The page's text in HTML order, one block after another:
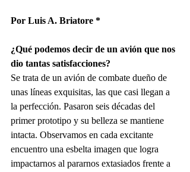
Por Luis A. Briatore *
¿Qué podemos decir de un avión que nos
dio tantas satisfacciones?
Se trata de un avión de combate dueño de
unas líneas exquisitas, las que casi llegan a
la perfección. Pasaron seis décadas del
primer prototipo y su belleza se mantiene
intacta. Observamos en cada excitante
encuentro una esbelta imagen que logra
impactarnos al pararnos extasiados frente a